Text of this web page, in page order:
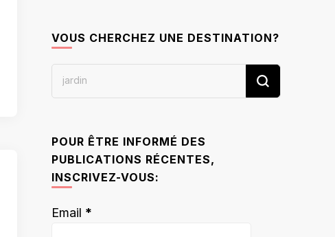
VOUS CHERCHEZ UNE DESTINATION?
Vous
POUR ÊTRE INFORMÉ DES
PUBLICATIONS RÉCENTES,
INSCRIVEZ-VOUS:
Email *